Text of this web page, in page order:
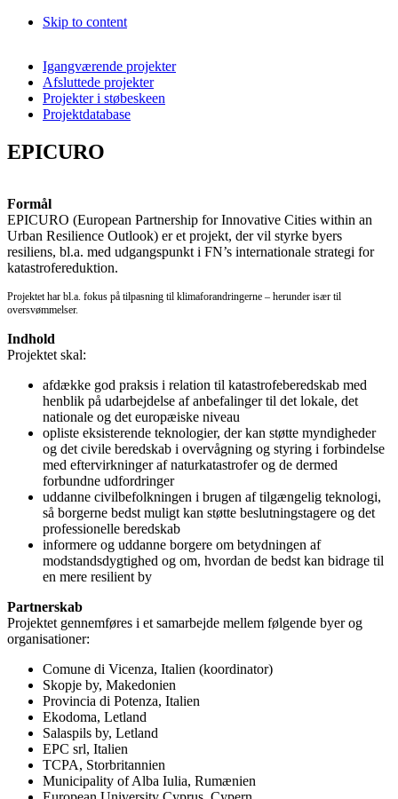
Skip to content
Igangværende projekter
Afsluttede projekter
Projekter i støbeskeen
Projektdatabase
EPICURO
Formål
EPICURO (European Partnership for Innovative Cities within an
Urban Resilience Outlook) er et projekt, der vil styrke byers
resiliens, bl.a. med udgangspunkt i FN’s internationale strategi for
katastrofereduktion.
Projektet har bl.a. fokus på tilpasning til klimaforandringerne – herunder især til
oversvømmelser.
Indhold
Projektet skal:
afdække god praksis i relation til katastrofeberedskab med
henblik på udarbejdelse af anbefalinger til det lokale, det
nationale og det europæiske niveau
opliste eksisterende teknologier, der kan støtte myndigheder
og det civile beredskab i overvågning og styring i forbindelse
med eftervirkninger af naturkatastrofer og de dermed
forbundne udfordringer
uddanne civilbefolkningen i brugen af tilgængelig teknologi,
så borgerne bedst muligt kan støtte beslutningstagere og det
professionelle beredskab
informere og uddanne borgere om betydningen af
modstandsdygtighed og om, hvordan de bedst kan bidrage til
en mere resilient by
Partnerskab
Projektet gennemføres i et samarbejde mellem følgende byer og
organisationer:
Comune di Vicenza, Italien (koordinator)
Skopje by, Makedonien
Provincia di Potenza, Italien
Ekodoma, Letland
Salaspils by, Letland
EPC srl, Italien
TCPA, Storbritannien
Municipality of Alba Iulia, Rumænien